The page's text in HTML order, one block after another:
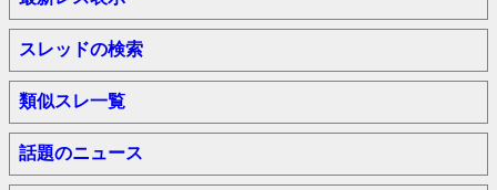
スレッドの検索
類似スレ一覧
話題のニュース